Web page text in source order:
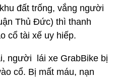
đất trống, vắng người
Thủ Đức) thì thanh
cổ tài xế uy hiếp.
người lái xe GrabBike bị
cổ. Bị mất máu, nạn